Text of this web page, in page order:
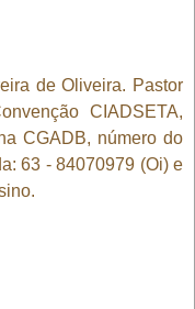
de Oliveira. Pastor
CIADSETA,
CGADB, número do
63 - 84070979 (Oi) e